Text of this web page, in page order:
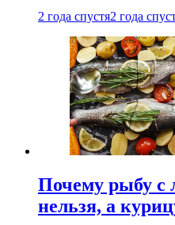
2 года спустя2 года
Почему рыбу с
нельзя, а